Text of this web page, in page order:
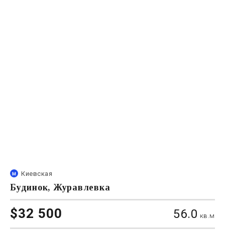
Киевская
Будинок, Журавлевка
$32 500 56.0 кв.м